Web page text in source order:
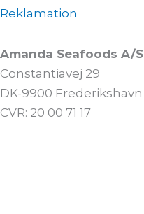
Reklamation
Amanda Seafoods A/S
Constantiavej 29
DK-9900 Frederikshavn
CVR: 20 00 71 17